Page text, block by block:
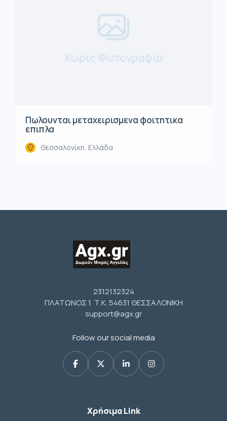
Χωρίς Φωτογραφία
Πωλουνται μεταχειρισμενα φοιτητικα
επιπλα
Θεσσαλονίκη, Ελλάδα
2312132324
ΠΛΑΤΩΝΟΣ 1 Τ.Κ. 54631 ΘΕΣΣΑΛΟΝΙΚΗ
support@agx.gr
Follow our social media
Χρήσιμα Link